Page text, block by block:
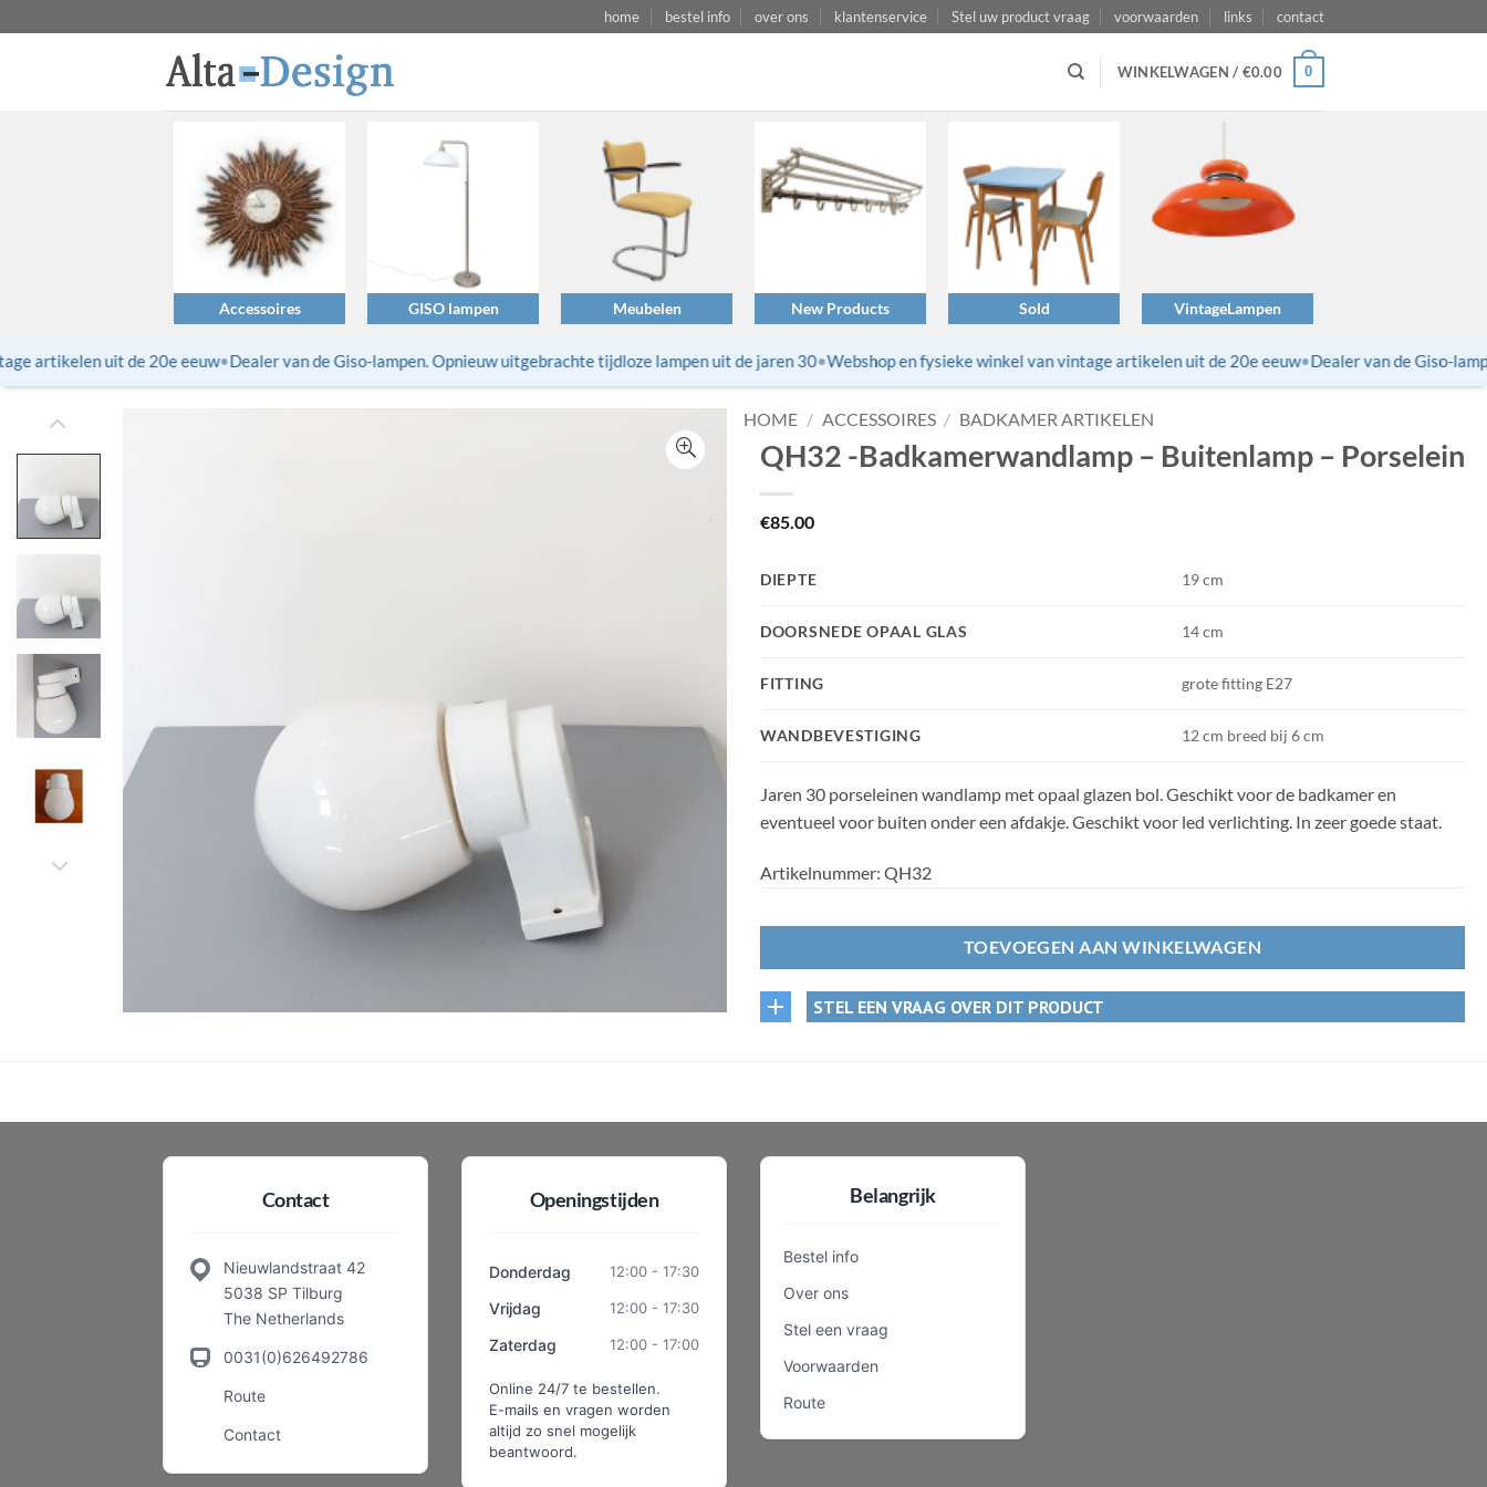
naar
home bestel info over ons klantenservice Stel uw product vraag voorwaarden links contact
WINKELWAGEN / €0.00 0
Accessoires GISO lampen Meubelen New Products Sold VintageLampen
artikelen uit de 20e eeuw•Dealer van de Giso-lampen. Opnieuw uitgebrachte tijdloze lampen uit de jaren 30•Webshop en fysieke winkel van vintage artikelen uit de 20e eeuw•Dealer van de Giso-
HOME / ACCESSOIRES / BADKAMER ARTIKELEN
QH32 -Badkamerwandlamp – Buitenlamp – Porselein
€85.00
DIEPTE 19 cm
DOORSNEDE OPAAL GLAS 14 cm
FITTING grote fitting E27
WANDBEVESTIGING 12 cm breed bij 6 cm
Jaren 30 porseleinen wandlamp met opaal glazen bol. Geschikt voor de badkamer en
eventueel voor buiten onder een afdakje. Geschikt voor led verlichting. In zeer goede staat.
Artikelnummer: QH32
TOEVOEGEN AAN WINKELWAGEN
STEL EEN VRAAG OVER DIT PRODUCT
Contact
Nieuwlandstraat 42
5038 SP Tilburg
The Netherlands
0031(0)626492786
Route
Contact
Openingstijden
Donderdag 12:00 - 17:30
Vrijdag 12:00 - 17:30
Zaterdag 12:00 - 17:00
Online 24/7 te bestellen.
E-mails en vragen worden
altijd zo snel mogelijk
beantwoord.
Belangrijk
Bestel info
Over ons
Stel een vraag
Voorwaarden
Route